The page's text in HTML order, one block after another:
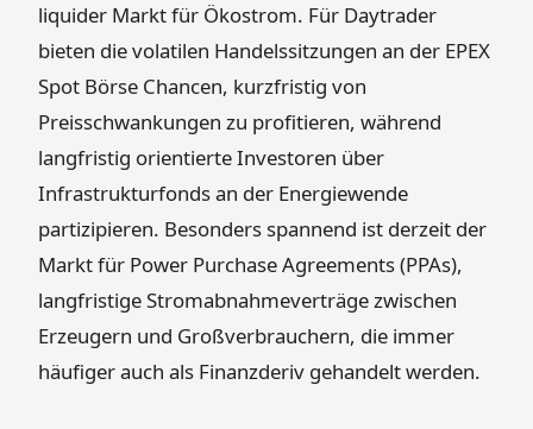
liquider Markt für Ökostrom. Für Daytrader
bieten die volatilen Handelssitzungen an der EPEX
Spot Börse Chancen, kurzfristig von
Preisschwankungen zu profitieren, während
langfristig orientierte Investoren über
Infrastrukturfonds an der Energiewende
partizipieren. Besonders spannend ist derzeit der
Markt für Power Purchase Agreements (PPAs),
langfristige Stromabnahmeverträge zwischen
Erzeugern und Großverbrauchern, die immer
häufiger auch als Finanzderiv gehandelt werden.